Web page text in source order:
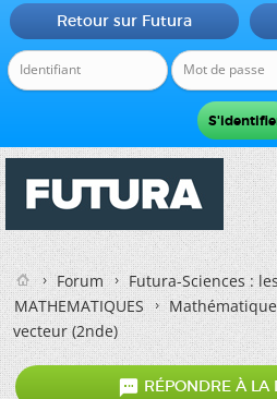
Retour sur Futura
Forum
Futura-Sciences :
MATHEMATIQUES
vecteur (2nde)
 RÉPONDRE À LA